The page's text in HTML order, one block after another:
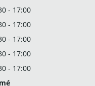
- 17:00
- 17:00
- 17:00
- 17:00
- 17:00